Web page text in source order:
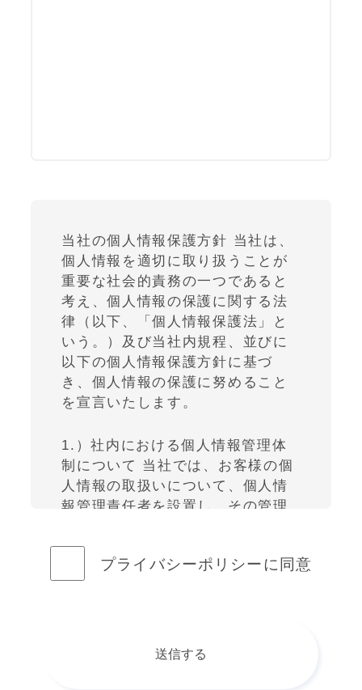
当社の個人情報保護方針 当社は、
個人情報を適切に取り扱うことが
重要な社会的責務の一つであると
考え、個人情報の保護に関する法
律（以下、「個人情報保護法」と
いう。）及び当社内規程、並びに
以下の個人情報保護方針に基づ
き、個人情報の保護に努めること
を宣言いたします。
1.）社内における個人情報管理体
制について 当社では、お客様の個
人情報の取扱いについて、個人情
報管理責任者を設置し、その管理
管理を行っています。
じてお客様の個人情報を教えてい
プライバシーポリシー に同意